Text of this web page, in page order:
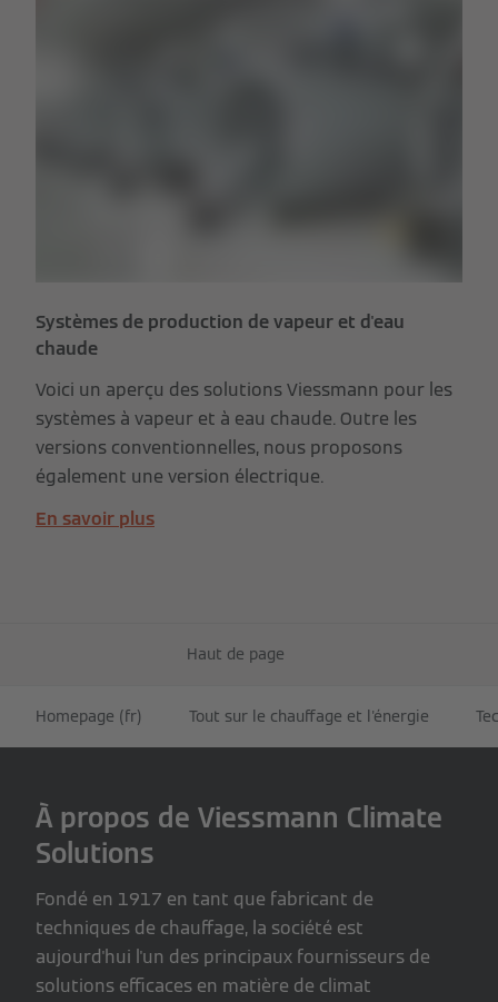
Systèmes de production de vapeur et d'eau
chaude
Voici un aperçu des solutions Viessmann pour les
systèmes à vapeur et à eau chaude. Outre les
versions conventionnelles, nous proposons
également une version électrique.
En savoir plus
Haut de page
Homepage (fr) Tout sur le chauffage et l'énergie
À propos de Viessmann Climate
Solutions
Fondé en 1917 en tant que fabricant de
techniques de chauffage, la société est
aujourd'hui l'un des principaux fournisseurs de
solutions efficaces en matière de climat